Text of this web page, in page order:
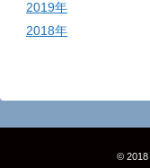
2019年
2018年
© 2018